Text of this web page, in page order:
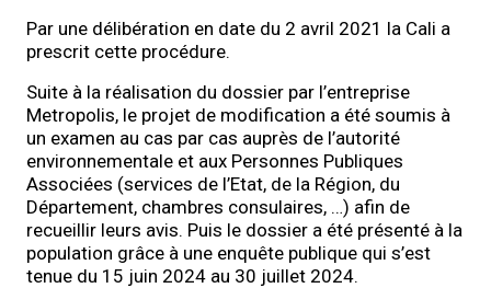
Par une délibération en date du 2 avril 2021 la Cali a
prescrit cette procédure.
Suite à la réalisation du dossier par l’entreprise
Metropolis, le projet de modification a été soumis à
un examen au cas par cas auprès de l’autorité
environnementale et aux Personnes Publiques
Associées (services de l’Etat, de la Région, du
Département, chambres consulaires, …) afin de
recueillir leurs avis. Puis le dossier a été présenté à la
population grâce à une enquête publique qui s’est
tenue du 15 juin 2024 au 30 juillet 2024.